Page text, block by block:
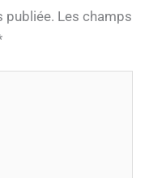
publiée. Les champs